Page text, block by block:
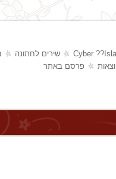
Cyber שירים לחתונה
פרסם באתר